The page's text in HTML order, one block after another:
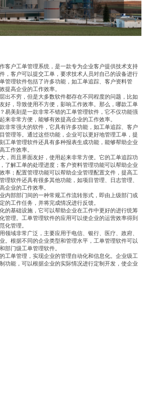
客户工单管理系统，是一款专为企业客户提供技术支持
，客户可以提交工单，要求技术人员对自己的设备进行
管理软件包括了许多功能，如工单追踪、客户资料管
提高企业的工作效率。
出不穷，但是大多数软件都存在不同程度的问题，比如
好，导致使用不方便，影响工作效率。那么，哪款工单
易美刻是一款非常不错的工单管理软件，它不仅功能强
来非常方便，能够有效提高企业的工作效率。
非常强大的软件，它具有许多功能，如工单追踪、客户
管理等。通过这些功能，企业可以更好地管理工单，提
工单管理软件还具有多种报表生成功能，能够帮助企业
工作效率。
，而且界面友好，使用起来非常方便。它的工单追踪功
了解工单的处理进度；客户资料管理功能可以帮助企业
率；配置管理功能可以帮助企业管理配置文件，提高工
理软件还具有很多其他功能，如项目管理、日志管理、
企业的工作效率。
内部部门间的一种常规工作流转形式，即由上级部门或
的工作任务，并将完成情况进行反馈。
的基础设施，它可以帮助企业在工作中更好的进行统筹
管理。工单管理软件的应用可以使企业的运营效率得到
化管理。
领域非常广泛，主要应用于电信、银行、医疗、政府、
。根据不同的企业类型和管理水平，工单管理软件可以
部门级工单管理软件。
工单管理，实现企业的管理自动化和信息化。企业级工
功能，可以根据企业的实际情况进行定制开发，使企业